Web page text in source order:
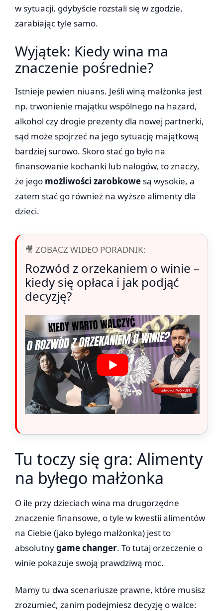
w sytuacji, gdybyście rozstali się w zgodzie,
zarabiając tyle samo.
Wyjątek: Kiedy wina ma
znaczenie pośrednie?
Istnieje pewien niuans. Jeśli winą małżonka jest
np. trwonienie majątku wspólnego na hazard,
alkohol czy drogie prezenty dla nowej partnerki,
sąd może spojrzeć na jego sytuację majątkową
bardziej surowo. Skoro stać go było na
finansowanie kochanki lub nałogów, to znaczy,
że jego możliwości zarobkowe są wysokie, a
zatem stać go również na wyższe alimenty dla
dzieci.
🎥 ZOBACZ WIDEO PORADNIK:
Rozwód z orzekaniem o winie –
kiedy się opłaca i jak podjąć
decyzję?
Tu toczy się gra: Alimenty
na byłego małżonka
O ile przy dzieciach wina ma drugorzędne
znaczenie finansowe, o tyle w kwestii alimentów
na Ciebie (jako byłego małżonka) jest to
absolutnygame changer. To tutaj orzeczenie o
winie pokazuje swoją prawdziwą moc.
Mamy tu dwa scenariusze prawne, które musisz
zrozumieć, zanim podejmiesz decyzję o walce: